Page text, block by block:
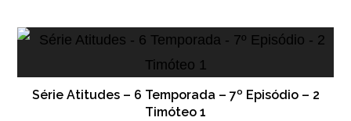
Série Atitudes – 6 Temporada – 7º Episódio – 2
Timóteo 1